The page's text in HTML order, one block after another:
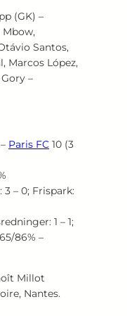
(GK) –
Mbow,
Santos,
Marcos López,
–
Paris FC 10 (3
3 – 0; Frispark:
1 – 1;
86% –
Millot
Nantes.